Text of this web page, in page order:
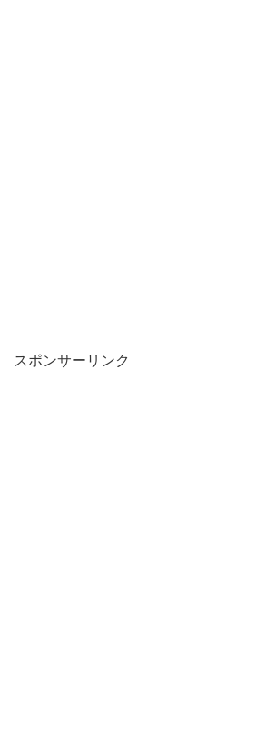
スポンサーリンク